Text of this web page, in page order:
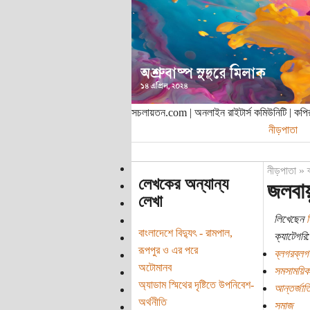
সচলায়তন.com | অনলাইন রাইটার্স কমিউনিটি |
নীড়পাতা
লেখকের অন্যান্য
লেখা
বাংলাদেশে বিদ্যুৎ - রামপাল,
রূপপুর ও এর পরে
অটোমানব
অ্যাডাম স্মিথের দৃষ্টিতে উপনিবেশ-
অর্থনীতি
নীড়পাতা»
লিখেছেন
ক্যাটেগরি:
সমসাময়িক
সমাজ